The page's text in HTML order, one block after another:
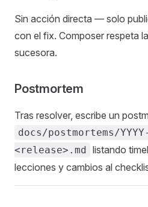
Sin acción directa — solo
con el fix. Composer respeta
sucesora.
Postmortem
Tras resolver, escribe un
docs/postmortems/YYYY-
<release>.md listando
lecciones y cambios al